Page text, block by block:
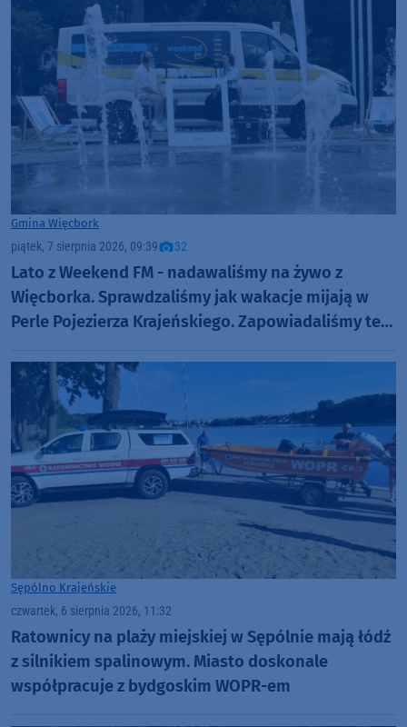
Gmina Więcbork
piątek, 7 sierpnia 2026, 09:39 32
Lato z Weekend FM - nadawaliśmy na żywo z
Więcborka. Sprawdzaliśmy jak wakacje mijają w
Perle Pojezierza Krajeńskiego. Zapowiadaliśmy też
Sępólno Krajeńskie
czwartek, 6 sierpnia 2026, 11:32
Ratownicy na plaży miejskiej w Sępólnie mają łódź
z silnikiem spalinowym. Miasto doskonale
współpracuje z bydgoskim WOPR-em